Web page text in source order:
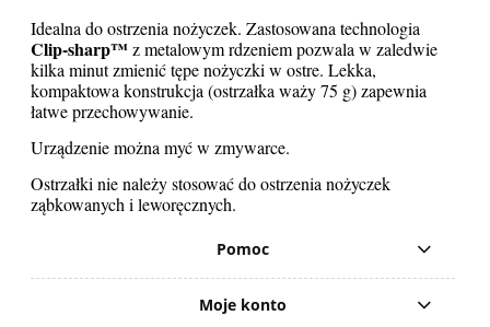
Idealna do ostrzenia nożyczek. Zastosowana technologia
Clip-sharp™z metalowym rdzeniem pozwala w zaledwie
kilka minut zmienić tępe nożyczki w ostre. Lekka,
kompaktowa konstrukcja (ostrzałka waży 75 g) zapewnia
łatwe przechowywanie.
Urządzenie można myć w zmywarce.
Ostrzałki nie należy stosować do ostrzenia nożyczek
ząbkowanych i leworęcznych.
Pomoc
Moje konto